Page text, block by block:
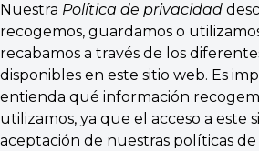
Nuestra Política de privacidad
recogemos, guardamos o
recabamos a través de los
disponibles en este sitio web. Es
entienda qué información
utilizamos, ya que el acceso a este
aceptación de nuestras políticas de